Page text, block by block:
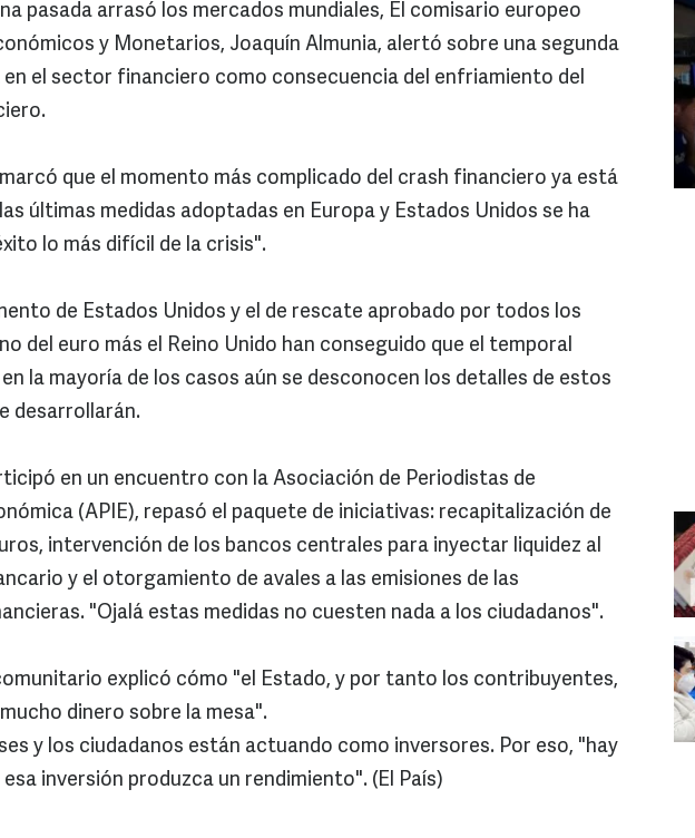
pasada arrasó los mercados mundiales, El comisario europeo
y Monetarios, Joaquín Almunia, alertó sobre una segunda
el sector financiero como consecuencia del enfriamiento del
que el momento más complicado del crash financiero ya está
últimas medidas adoptadas en Europa y Estados Unidos se ha
lo más difícil de la crisis".
de Estados Unidos y el de rescate aprobado por todos los
del euro más el Reino Unido han conseguido que el temporal
la mayoría de los casos aún se desconocen los detalles de estos
desarrollarán.
en un encuentro con la Asociación de Periodistas de
(APIE), repasó el paquete de iniciativas: recapitalización de
intervención de los bancos centrales para inyectar liquidez al
y el otorgamiento de avales a las emisiones de las
"Ojalá estas medidas no cuesten nada a los ciudadanos".
explicó cómo "el Estado, y por tanto los contribuyentes,
dinero sobre la mesa".
y los ciudadanos están actuando como inversores. Por eso, "hay
inversión produzca un rendimiento". (El País)